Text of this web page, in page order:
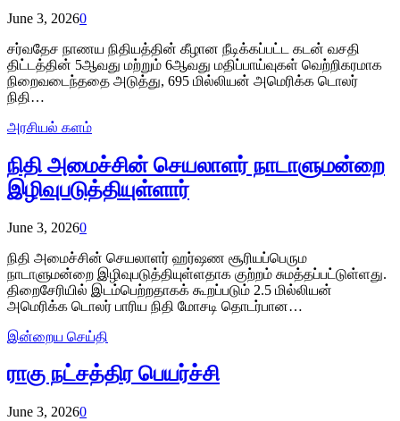
June 3, 20260
சர்வதேச நாணய நிதியத்தின் கீழான நீடிக்கப்பட்ட கடன் வசதி
திட்டத்தின் 5ஆவது மற்றும் 6ஆவது மதிப்பாய்வுகள் வெற்றிகரமாக
நிறைவடைந்ததை அடுத்து, 695 மில்லியன் அமெரிக்க டொலர்
நிதி…
அரசியல் களம்
நிதி அமைச்சின் செயலாளர் நாடாளுமன்றை
இழிவுபடுத்தியுள்ளார்
June 3, 20260
நிதி அமைச்சின் செயலாளர் ஹர்ஷண சூரியப்பெரும
நாடாளுமன்றை இழிவுபடுத்தியுள்ளதாக குற்றம் சுமத்தப்பட்டுள்ளது.
திறைசேரியில் இடம்பெற்றதாகக் கூறப்படும் 2.5 மில்லியன்
அமெரிக்க டொலர் பாரிய நிதி மோசடி தொடர்பான…
இன்றைய செய்தி
ராகு நட்சத்திர பெயர்ச்சி
June 3, 20260